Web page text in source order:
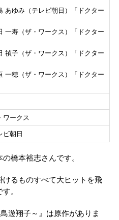
あゆみ（テレビ朝日）「ドクター
一寿（ザ・ワークス）「ドクター
禎子（ザ・ワークス）「ドクター
一穂（ザ・ワークス）「ドクター
ワークス
ビ朝日
橋本裕志さんです。
るものすべて大ヒットを飛
。
遊翔子～』は原作がありま